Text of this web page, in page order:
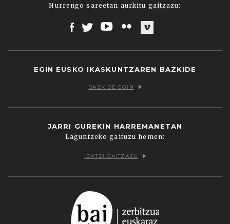
Hurrengo sareetan aurkitu gaitzazu:
EGIN EUSKO IKASKUNTZAREN BAZKIDE
BAZKIDE EGIN
JARRI GUREKIN HARREMANETAN
Laguntzeko gaituzu hemen:
IDATZI GAITZAZU